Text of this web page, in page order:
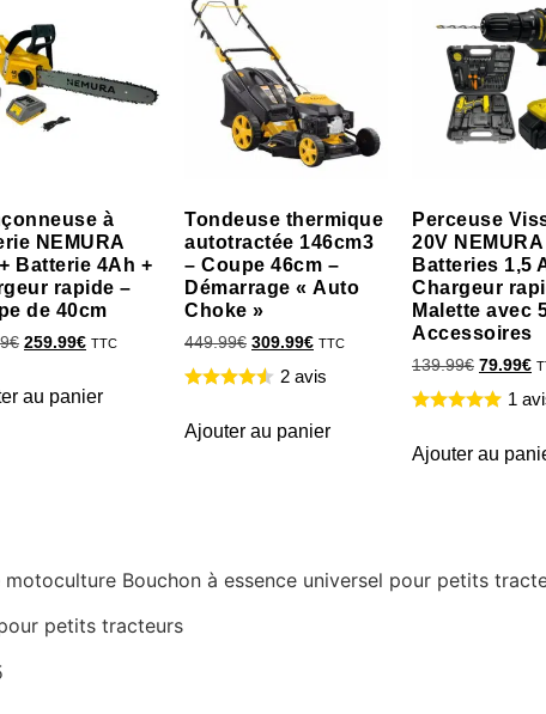
à
NEMURA
Batterie 4Ah +
rapide –
de 40cm
€ 259.99€ TTC
au panier
Tondeuse thermique
autotractée 146cm3
– Coupe 46cm –
Démarrage « Auto
Choke »
449.99€ 309.99€ TTC
2 avis
Ajouter au panier
Perceuse
20V NEMURA
Batteries 1,5
Chargeur
Malette avec
Accessoires
139.99€ 79.99€
1
Ajouter au
Bouchon à essence universel pour petits
petits tracteurs